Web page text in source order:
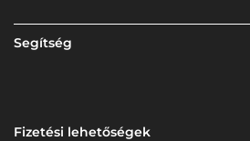
Segítség
Fizetési lehetőségek